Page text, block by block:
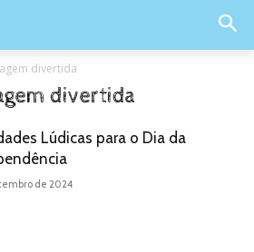
divertida
divertida
Lúdicas para o Dia da
de 2024